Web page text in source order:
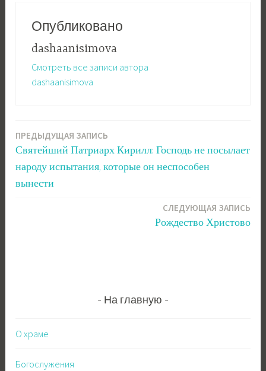
Опубликовано
dashaanisimova
Смотреть все записи автора
dashaanisimova
Навигация
записям
ПРЕДЫДУЩАЯ ЗАПИСЬ
Святейший Патриарх Кирилл: Господь не посылает
народу испытания, которые он неспособен
вынести
СЛЕДУЮЩАЯ ЗАПИСЬ
Рождество Христово
На главную
О храме
Богослужения